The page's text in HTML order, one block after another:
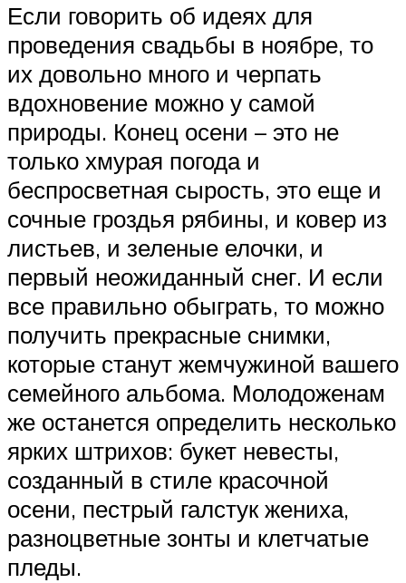
Если говорить об идеях для
проведения свадьбы в ноябре, то
их довольно много и черпать
вдохновение можно у самой
природы. Конец осени – это не
только хмурая погода и
беспросветная сырость, это еще и
сочные гроздья рябины, и ковер из
листьев, и зеленые елочки, и
первый неожиданный снег. И если
все правильно обыграть, то можно
получить прекрасные снимки,
которые станут жемчужиной вашего
семейного альбома. Молодоженам
же останется определить несколько
ярких штрихов: букет невесты,
созданный в стиле красочной
осени, пестрый галстук жениха,
разноцветные зонты и клетчатые
пледы.